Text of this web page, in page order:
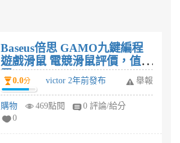
Baseus倍思 GAMO九鍵編程
遊戲滑鼠 電競滑鼠評價，值得
買?0.0分 victor 2年前發布 舉報
購物 469點閱
0 評論/給分
0